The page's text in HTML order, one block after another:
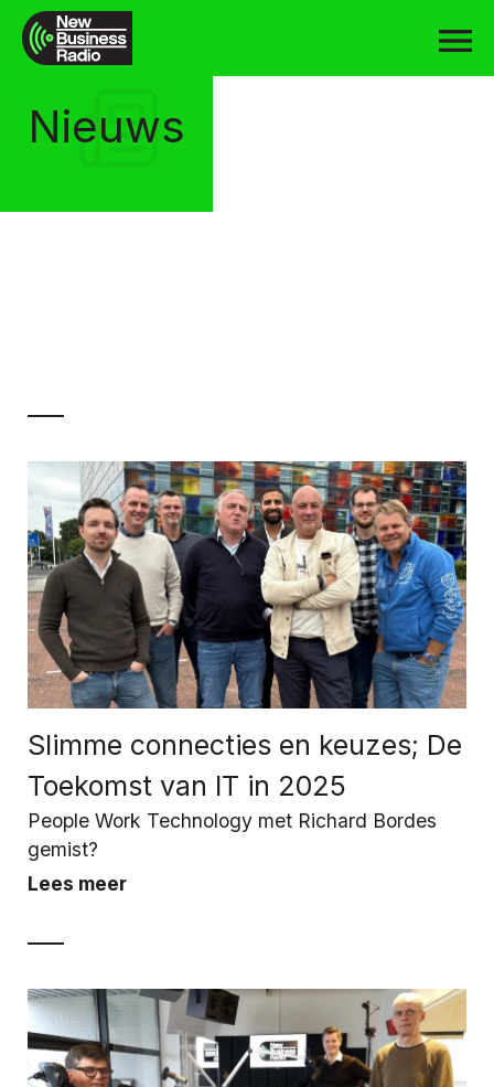
Nieuws
Slimme connecties en keuzes; De
Toekomst van IT in 2025
People Work Technology met Richard Bordes
gemist?
Lees meer